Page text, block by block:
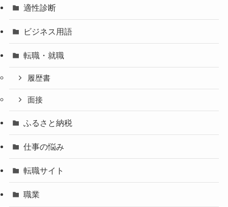
適性診断
ビジネス用語
転職・就職
履歴書
面接
ふるさと納税
仕事の悩み
転職サイト
職業